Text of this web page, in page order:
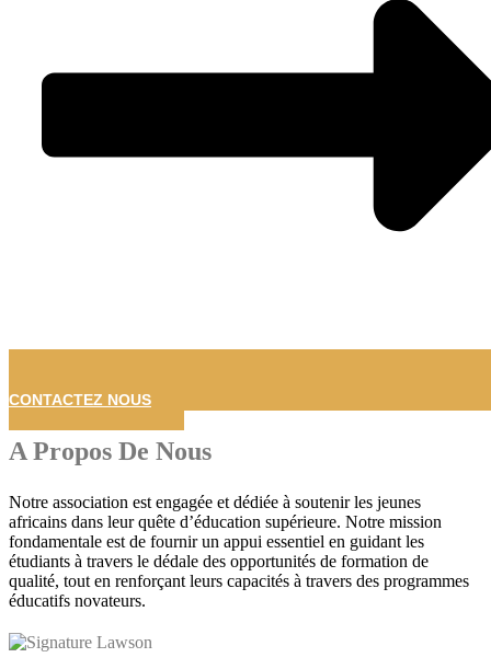
CONTACTEZ NOUS
A Propos De Nous
Notre association est engagée et dédiée à soutenir les jeunes
africains dans leur quête d’éducation supérieure. Notre mission
fondamentale est de fournir un appui essentiel en guidant les
étudiants à travers le dédale des opportunités de formation de
qualité, tout en renforçant leurs capacités à travers des programmes
éducatifs novateurs.